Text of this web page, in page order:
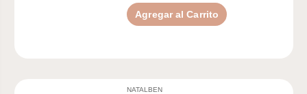
Agregar al Carrito
NATALBEN